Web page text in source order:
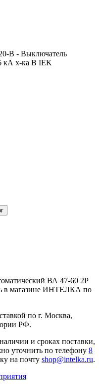
B - Выключатель
кА х-ка B IEK
ВА 47-60 2Р
в магазине ИНТЕЛКА по
по г. Москва,
РФ.
и сроках поставки,
уточнить по телефону 8
на почту shop@intelka.ru.